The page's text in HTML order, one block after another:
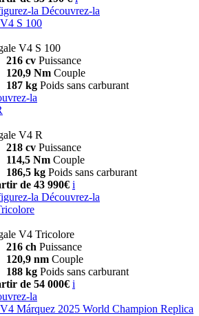
la Découvrez-la
V4 S 100
V4 S 100
216 cv Puissance
120,9 Nm Couple
187 kg Poids sans carburant
la
V4 R
218 cv Puissance
114,5 Nm Couple
186,5 kg Poids sans carburant
de 43 990€ i
la Découvrez-la
V4 Tricolore
216 ch Puissance
120,9 nm Couple
188 kg Poids sans carburant
de 54 000€ i
la
V4 Márquez 2025 World Champion Replica